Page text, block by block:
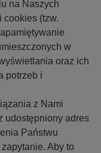
na Naszych
cookies (tzw.
w
oraz ich
potrzeb i
z Nami
udostępniony adres
Państwu
Aby to